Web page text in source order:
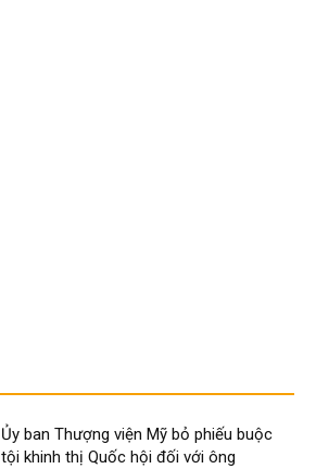
Ủy ban Thượng viện Mỹ bỏ phiếu buộc
tội khinh thị Quốc hội đối với ông